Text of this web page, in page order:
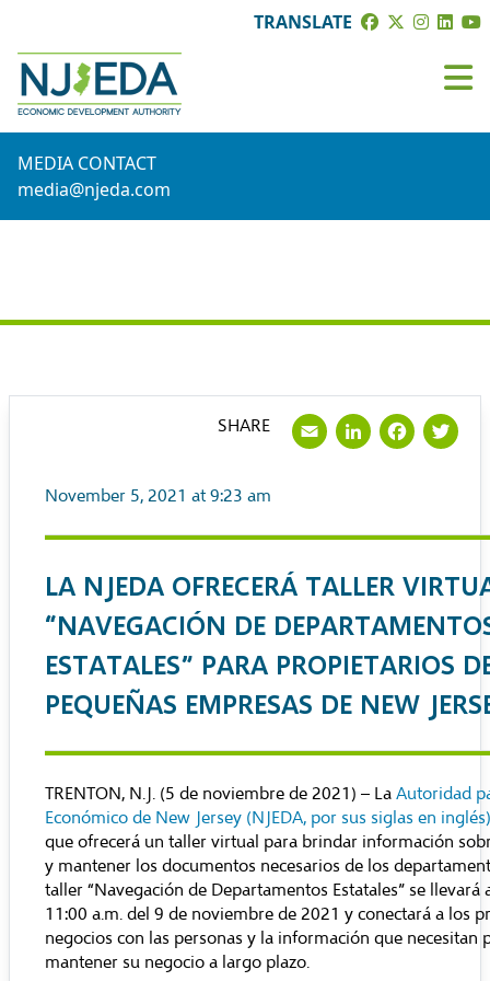
TRANSLATE
MEDIA CONTACT
media@njeda.com
November 5, 2021 at 9:23 am
LA NJEDA OFRECERÁ TALLER
“NAVEGACIÓN DE
ESTATALES” PARA PROPIETARIOS
PEQUEÑAS EMPRESAS DE NEW
TRENTON, N.J. (5 de noviembre de 2021) – La Autoridad
Económico de New Jersey (NJEDA, por sus siglas en inglés)
que ofrecerá un taller virtual para brindar información
y mantener los documentos necesarios de los
taller “Navegación de Departamentos Estatales” se llevará
11:00 a.m. del 9 de noviembre de 2021 y conectará a los
negocios con las personas y la información que necesitan
mantener su negocio a largo plazo.
SHARE Email